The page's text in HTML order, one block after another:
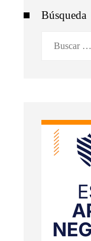
Búsqueda